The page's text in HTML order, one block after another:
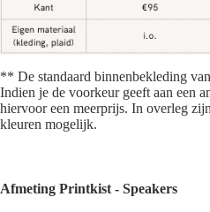
** De standaard binnenbekleding
Indien je de voorkeur geeft aan een
hiervoor een meerprijs. In overleg
kleuren mogelijk.
Afmeting Printkist - Speakers